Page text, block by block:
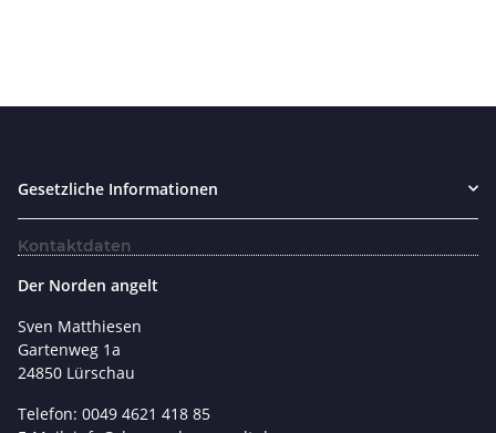
Gesetzliche Informationen
Kontaktdaten
Der Norden angelt
Sven Matthiesen
Gartenweg 1a
24850 Lürschau
Telefon: 0049 4621 418 85